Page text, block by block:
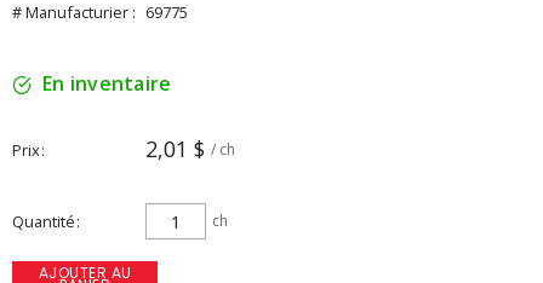
# Manufacturier : 69775
En inventaire
Prix 2,01 $ / ch
Quantité ch
AJOUTER AU